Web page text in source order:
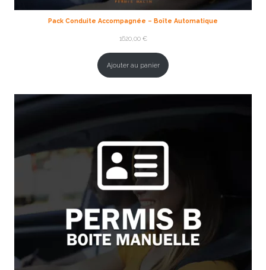
Pack Conduite Accompagnée – Boîte Automatique
1620,00 €
Ajouter au panier